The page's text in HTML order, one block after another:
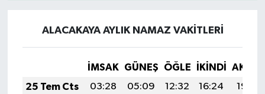
ALACAKAYA AYLIK NAMAZ VAKITLERI
İMSAK GÜNEŞ ÖĞLE İKINDI
25 Tem Cts
03:28 05:09 12:32 16:24
19:45